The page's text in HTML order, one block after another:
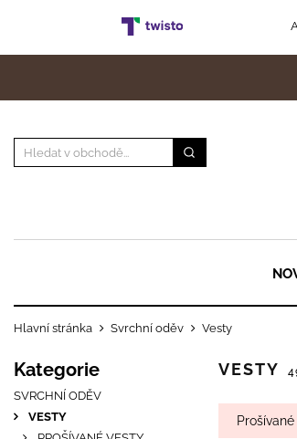
Hlavní stránka Svrchní oděv Vesty
Kategorie
SVRCHNÍ ODĚV
VESTY
VESTY